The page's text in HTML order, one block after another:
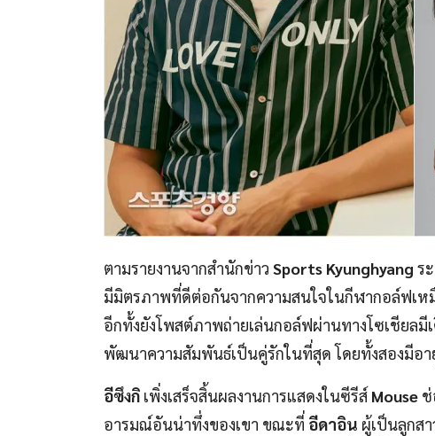
ตามรายงานจากสำนักข่าว Sports Kyunghyang ร
มีมิตรภาพที่ดีต่อกันจากความสนใจในกีฬากอล์ฟเห
อีกทั้งยังโพสต์ภาพถ่ายเล่นกอล์ฟผ่านทางโซเชียล
พัฒนาความสัมพันธ์เป็นคู่รักในที่สุด โดยทั้งสองมีอ
อีซึงกิ เพิ่งเสร็จสิ้นผลงานการแสดงในซีรีส์ Mouse
อารมณ์อันน่าทึ่งของเขา ขณะที่ อีดาอิน ผู้เป็นลูกส